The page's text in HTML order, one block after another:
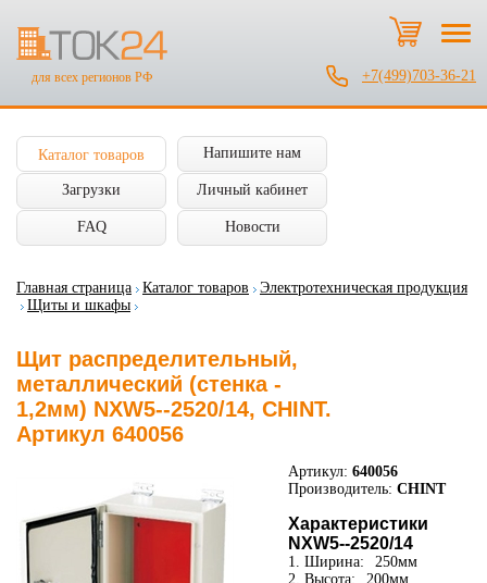
для всех регионов РФ +7(499)703-36-21
Каталог товаров Напишите нам
Загрузки Личный кабинет
FAQ Новости
Главная страница Каталог товаров
Электротехническая продукция
Щиты и шкафы
Щит распределительный,
металлический (стенка -
1,2мм) NXW5--2520/14, CHINT.
Артикул 640056
Артикул: 640056
Производитель: CHINT
Характеристики
NXW5--2520/14
1. Ширина:
250мм
2. Высота:
200мм